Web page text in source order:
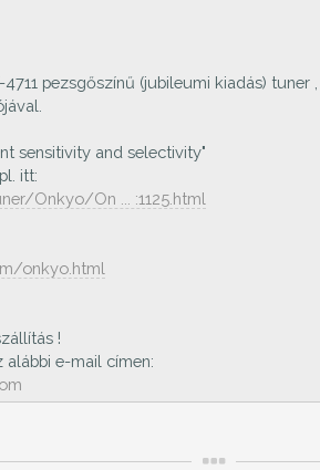
pezsgőszínű (jubileumi kiadás)
sensitivity and selectivity"
itt:
Onkyo/On ... :1125.html
onkyo.html
!
e-mail címen: